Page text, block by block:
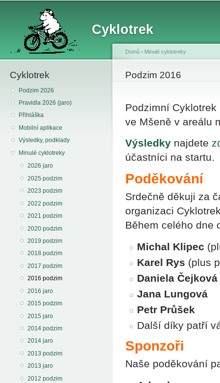
Cyklotrek
Cyklotrek
Podzim 2026
Pravidla 2026 (jaro)
Přihláška
Mobilní aplikace
Výsledky, podklady
Minulé cyklotreky
2026 jaro
2025 podzim
2023 podzim
2022 podzim
2021 podzim
2020 podzim
2019 podzim
2018 podzim
2017 podzim
2016 podzim
2016 jaro
2015 podzim
2015 jaro
2014 podzim
2014 jaro
2013 podzim
2013 jaro
2012 podzim
You are here
Domů › Minulé cyklotreky
Podzim 2016
Podzimní
ve Mšeně v areálu
Výsledky najdete
účastníci na startu.
Poděkování
Srdečně děkuji za
organizaci
Během celého dne
Michal Klipec
Karel Rys (plus
Daniela Čejková
Jana Lungová
Petr Průšek
Další díky patří
Sponzoři
Naše poděkování